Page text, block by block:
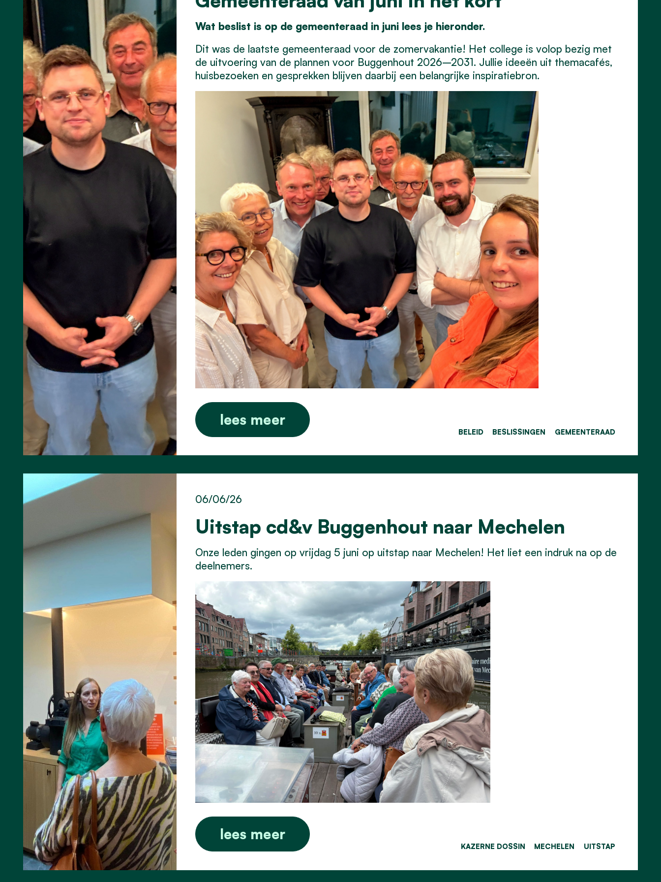
Wat beslist is op de gemeenteraad in juni lees je hieronder.
Dit was de laatste gemeenteraad voor de zomervakantie! Het college is volop bezig met
de uitvoering van de plannen voor Buggenhout 2026–2031. Jullie ideeën uit themacafés,
huisbezoeken en gesprekken blijven daarbij een belangrijke inspiratiebron.
lees meer
BELEID BESLISSINGEN GEMEENTERAAD
Uitstap cd&v Buggenhout naar Mechelen
06/06/26
Onze leden gingen op vrijdag 5 juni op uitstap naar Mechelen! Het liet een indruk na op de
deelnemers.
lees meer
KAZERNE DOSSIN MECHELEN UITSTAP